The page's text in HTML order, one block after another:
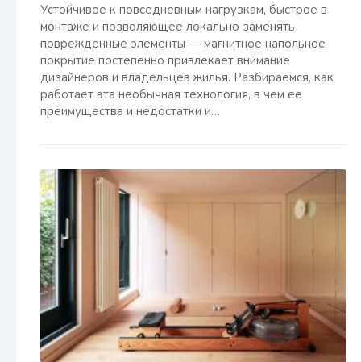
Устойчивое к повседневным нагрузкам, быстрое в
монтаже и позволяющее локально заменять
поврежденные элементы — магнитное напольное
покрытие постепенно привлекает внимание
дизайнеров и владельцев жилья. Разбираемся, как
работает эта необычная технология, в чем ее
преимущества и недостатки и…